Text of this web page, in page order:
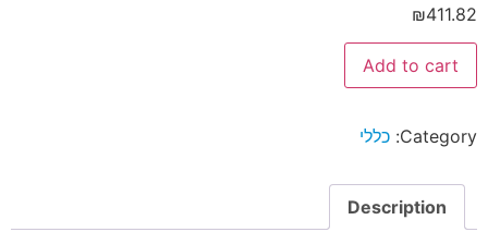
₪411.82
Add to cart
Category: כללי
Description